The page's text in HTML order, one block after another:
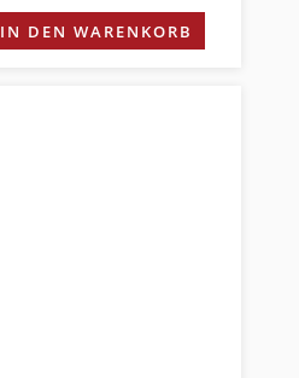
IN DEN WARENKORB